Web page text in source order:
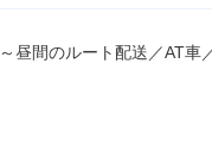
昼間のルート配送／AT車